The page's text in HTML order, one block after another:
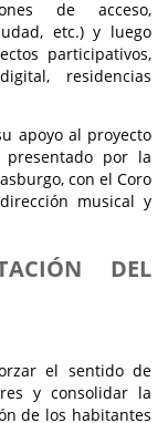
de acceso,
etc.) y luego
participativos,
residencias
apoyo al proyecto
presentado por la
con el Coro
musical y
DEL
el sentido de
y consolidar la
de los habitantes